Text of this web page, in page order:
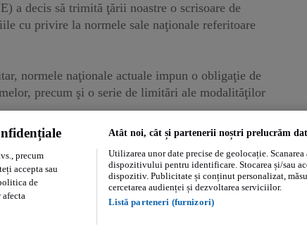
a decis să trimită ţării noastre o scrisoare de
cu privire la normele sale naţionale referitoare
normele naţionale actuale impun o obligaţie de
precum şi o serie de limitări ale modalităţilor
ale companiilor de asigurări, însă cel mai
precum
accepta sau
de
Atât noi, cât și partenerii noștri prelucrăm
Utilizarea unor date precise de geolocație.
dispozitivului pentru identificare. Stocarea și/sau
dispozitiv. Publicitate și conținut personalizat,
cercetarea audienței și dezvoltarea serviciilor.
Listă parteneri (furnizori)